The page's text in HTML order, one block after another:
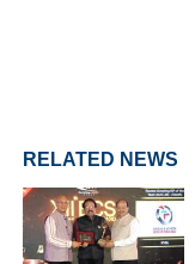
RELATED NEWS